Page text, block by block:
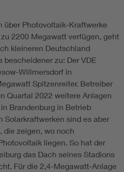
über Photovoltaik-Kraftwerke
2200 Megawatt verfügen, geht
kleineren Deutschland
zu: Der VDE
Willmersdorf in
Spitzenreiter. Betreiber
Quartal 2022 weitere Anlagen
Brandenburg in Betrieb
Solarkraftwerken sind es aber
die zeigen, wo noch
liegen. So hat der
das Dach seines Stadions
Für die 2,4-Megawatt-Anlage